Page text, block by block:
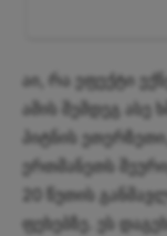
აი, რა ეფექტი
ამის შემდეგ ასე
პიტნის
ერთმანეთს
20 წუთის
ფეხებზე. ეს